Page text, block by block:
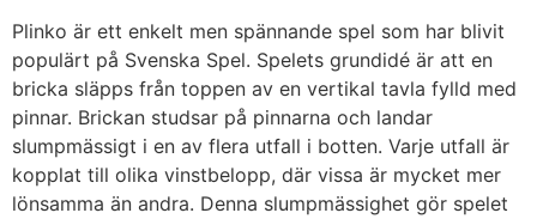
Plinko är ett enkelt men spännande spel som har blivit
populärt på Svenska Spel. Spelets grundidé är att en
bricka släpps från toppen av en vertikal tavla fylld med
pinnar. Brickan studsar på pinnarna och landar
slumpmässigt i en av flera utfall i botten. Varje utfall är
kopplat till olika vinstbelopp, där vissa är mycket mer
lönsamma än andra. Denna slumpmässighet gör spelet